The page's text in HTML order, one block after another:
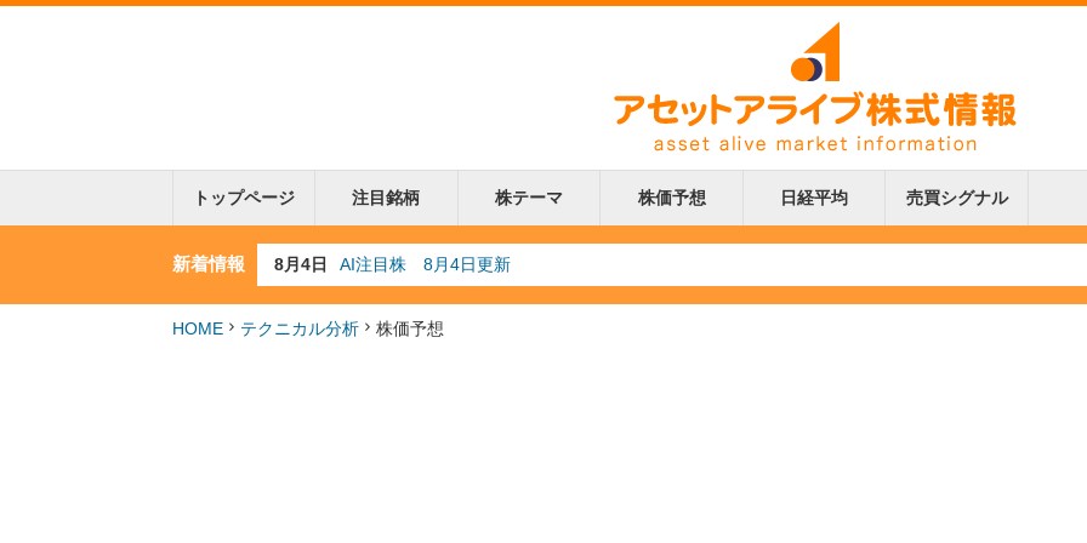
トップページ 注目銘柄 株テーマ 株価予想 日経平均 売買シグナル
新着情報 8月4日 AI注目株 8月4日更新
8月3日
人気業種注目株 8月3日更新
8月2日
金融注目株 8月2日更新
7月29日
日経225シグナル点灯
HOME テクニカル分析 株価予想